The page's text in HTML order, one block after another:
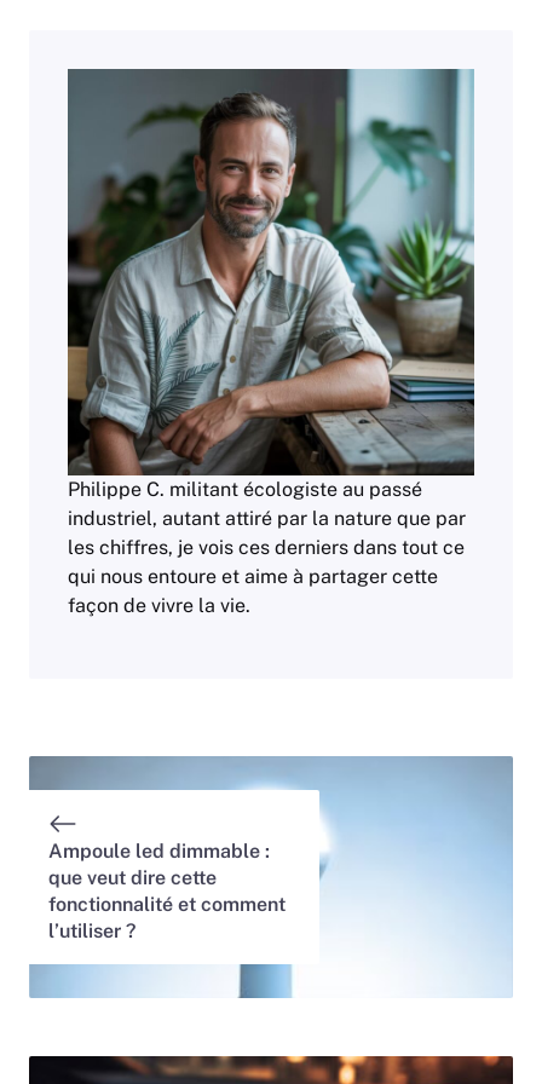
Philippe C. militant écologiste au passé
industriel, autant attiré par la nature que par
les chiffres, je vois ces derniers dans tout ce
qui nous entoure et aime à partager cette
façon de vivre la vie.
Ampoule led dimmable :
que veut dire cette
fonctionnalité et comment
l’utiliser ?